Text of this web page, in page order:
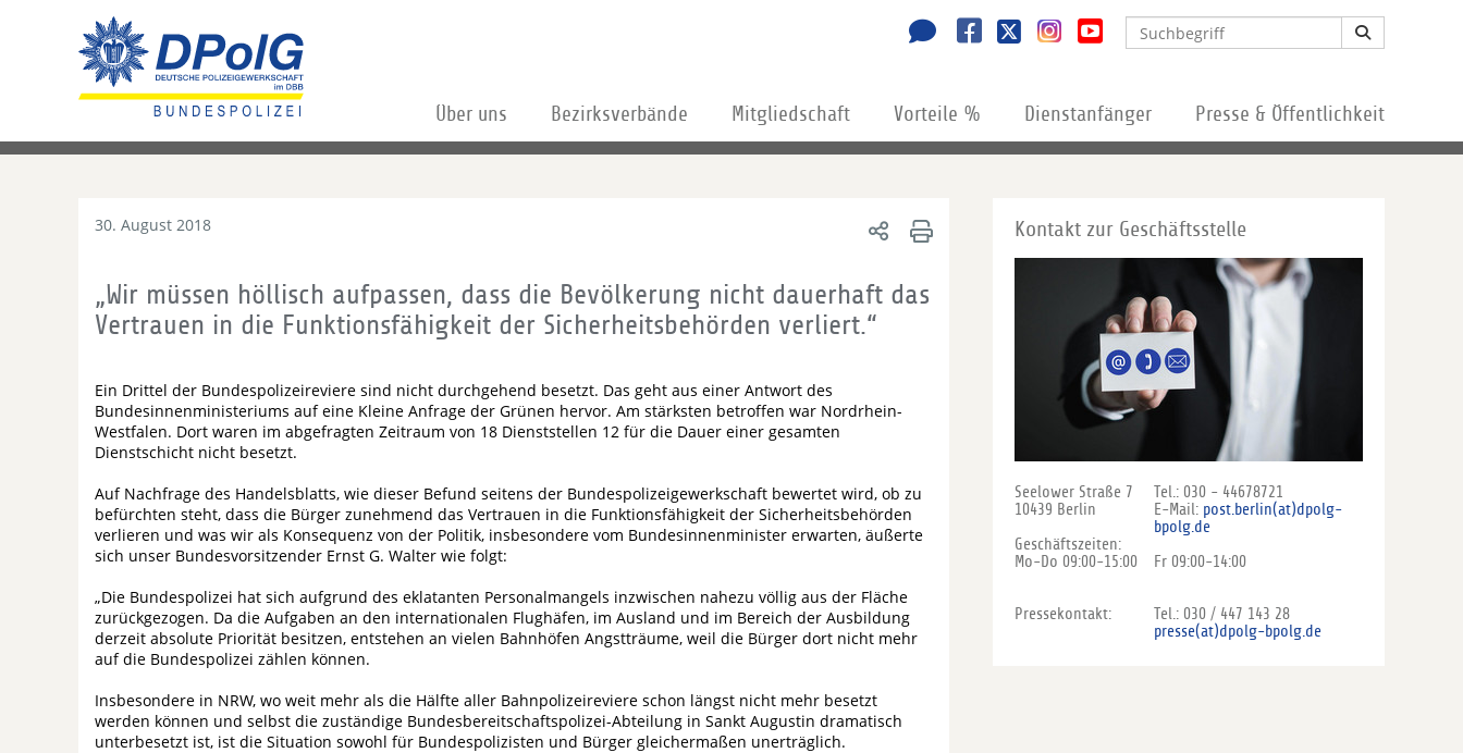
Über uns Bezirksverbände Mitgliedschaft Vorteile % Dienstanfänger Presse & Öffentlichkeit
30. August 2018
„Wir müssen höllisch aufpassen, dass die Bevölkerung nicht dauerhaft das
Vertrauen in die Funktionsfähigkeit der Sicherheitsbehörden verliert.“
Ein Drittel der Bundespolizeireviere sind nicht durchgehend besetzt. Das geht aus einer Antwort des
Bundesinnenministeriums auf eine Kleine Anfrage der Grünen hervor. Am stärksten betroffen war Nordrhein-
Westfalen. Dort waren im abgefragten Zeitraum von 18 Dienststellen 12 für die Dauer einer gesamten
Dienstschicht nicht besetzt.
Auf Nachfrage des Handelsblatts, wie dieser Befund seitens der Bundespolizeigewerkschaft bewertet wird, ob zu
befürchten steht, dass die Bürger zunehmend das Vertrauen in die Funktionsfähigkeit der Sicherheitsbehörden
verlieren und was wir als Konsequenz von der Politik, insbesondere vom Bundesinnenminister erwarten, äußerte
sich unser Bundesvorsitzender Ernst G. Walter wie folgt:
„Die Bundespolizei hat sich aufgrund des eklatanten Personalmangels inzwischen nahezu völlig aus der Fläche
zurückgezogen. Da die Aufgaben an den internationalen Flughäfen, im Ausland und im Bereich der Ausbildung
derzeit absolute Priorität besitzen, entstehen an vielen Bahnhöfen Angstträume, weil die Bürger dort nicht mehr
auf die Bundespolizei zählen können.
Insbesondere in NRW, wo weit mehr als die Hälfte aller Bahnpolizeireviere schon längst nicht mehr besetzt
werden können und selbst die zuständige Bundesbereitschaftspolizei-Abteilung in Sankt Augustin dramatisch
unterbesetzt ist, ist die Situation sowohl für Bundespolizisten und Bürger gleichermaßen unerträglich.
Kontakt zur Geschäftsstelle
Seelower Straße 7
10439 Berlin
Geschäftszeiten:
Mo-Do 09:00-15:00
Pressekontakt:
Tel.: 030 - 44678721
E-Mail: post.berlin(at)dpolg-
bpolg.de
Fr 09:00-14:00
Tel.: 030 / 447 143 28
presse(at)dpolg-bpolg.de